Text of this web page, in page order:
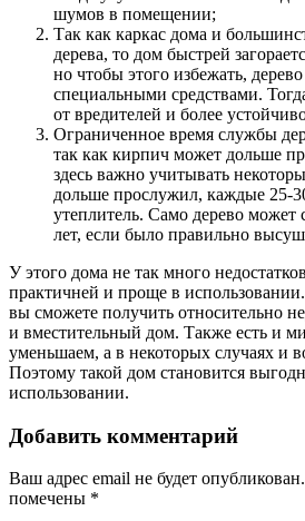
шумов в помещении;
Так как каркас дома и
дерева, то дом быстрей
но чтобы этого избежать,
специальными средствами.
от вредителей и более
Ограниченное время службы
так как кирпич может дольше
здесь важно учитывать
дольше прослужил, каждые 25-
утеплитель. Само дерево может
лет, если было правильно
У этого дома не так много
практичней и проще в
вы сможете получить относительно
и вместительный дом. Также есть и
уменьшаем, а в некоторых случаях и
Поэтому такой дом становится
использовании.
Добавить комментарий
Ваш адрес email не будет опубликован.
помечены *